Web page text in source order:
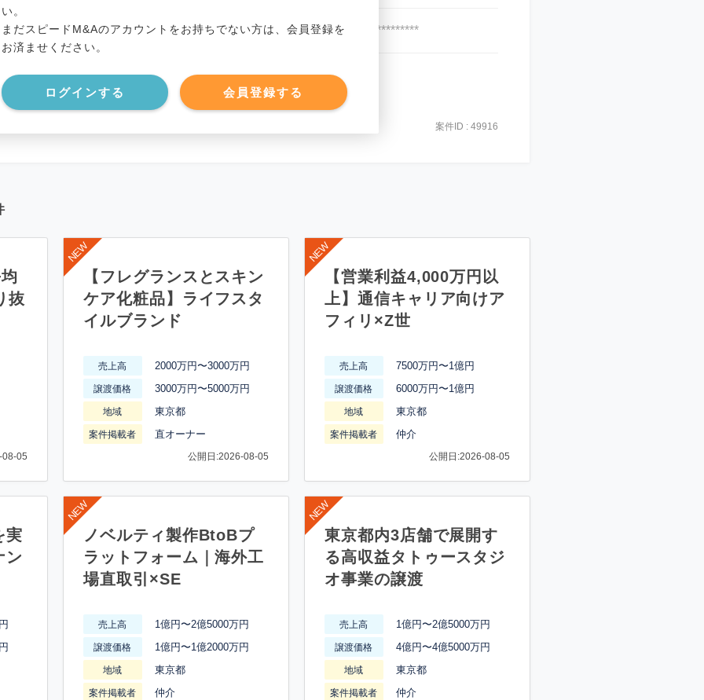
い。
まだスピードM&Aのアカウントをお持ちでない方は、会員登録を
お済ませください。
ログインする 会員登録する
事業負債 ********************
案件ID : 49916
抜
08-05
【フレグランスとスキン
ケア化粧品】ライフスタ
イルブランド
売上高 2000万円〜3000万円
譲渡価格 3000万円〜5000万円
地域 東京都
案件掲載者 直オーナー
公開日:2026-08-05
【営業利益4,000万円以
上】通信キャリア向けア
フィリ×Z世
売上高 7500万円〜1億円
譲渡価格 6000万円〜1億円
地域 東京都
案件掲載者 仲介
公開日:2026-08-05
実
ン
ノベルティ製作BtoBプ
ラットフォーム｜海外工
場直取引×SE
売上高 1億円〜2億5000万円
譲渡価格 1億円〜1億2000万円
地域 東京都
案件掲載者 仲介
東京都内3店舗で展開す
る高収益タトゥースタジ
オ事業の譲渡
売上高 1億円〜2億5000万円
譲渡価格 4億円〜4億5000万円
地域 東京都
案件掲載者 仲介